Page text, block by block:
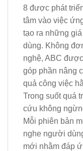
8 được phát
tâm vào việc
tạo ra những
dùng. Không
nghệ, ABC
góp phần nâng
quả công việc
Trong suốt quá
cứu không
Mỗi phiên bản
nghe người
mới nhằm đáp